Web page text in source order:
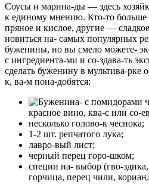
Соусы и марина-ды — здесь
к единому мнению. Кто-то больше
пряное и кислое, другие —
новиться на- самых популярных
буженины, но вы смело можете-
с ингредиента-ми и со-здава-ть
сделать буженину в мультива-рке
к, ва-м пона-добятся:
красное вино, ква-с или со-
несколько голово-к чеснока;
1-2 шт. репчатого лука;
лавро-вый лист;
черный перец горо-шком;
специи на- выбор (гво-
горчица, перец чили,